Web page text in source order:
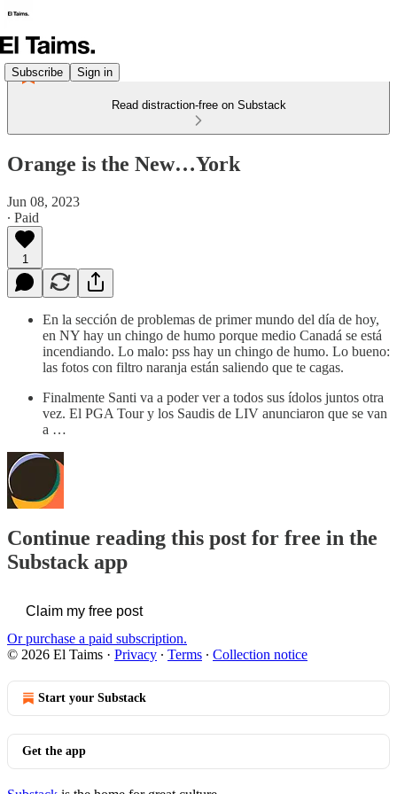
Subscribe Sign in
Read distraction-free on Substack
Orange is the New…York
Jun 08, 2023
∙ Paid
1
En la sección de problemas de primer mundo del día de hoy,
en NY hay un chingo de humo porque medio Canadá se está
incendiando. Lo malo: pss hay un chingo de humo. Lo bueno:
las fotos con filtro naranja están saliendo que te cagas.
Finalmente Santi va a poder ver a todos sus ídolos juntos otra
vez. El PGA Tour y los Saudis de LIV anunciaron que se van
a …
Continue reading this post for free in the
Substack app
Claim my free post
Or purchase a paid subscription.
© 2026 El Taims · Privacy ∙ Terms ∙ Collection notice
Start your Substack
Get the app